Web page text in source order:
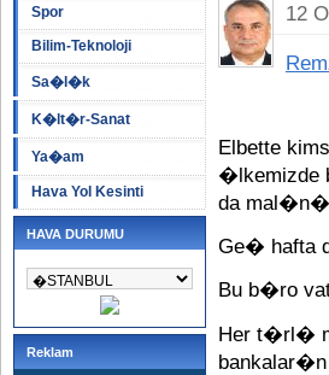
Spor
Bilim-Teknoloji
Sa�l�k
K�lt�r-Sanat
Ya�am
Hava Yol Kesinti
HAVA DURUMU
Reklam
12
Elbette
da mal�n�
Ge� hafta
Bu b�ro
Her t�rl�
bankalar�n